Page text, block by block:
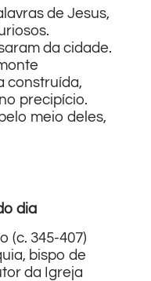
de Jesus,
da cidade.
construída,
precipício.
meio deles,
dia
(c. 345-407)
bispo de
da Igreja